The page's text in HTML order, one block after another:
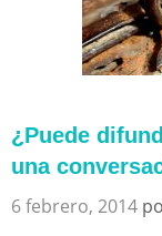
¿Puede
una
6 febrero, 2014